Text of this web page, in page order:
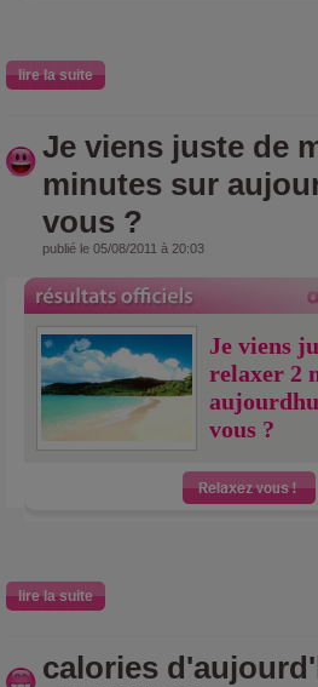
lire la suite
Je viens juste de
minutes sur
vous ?
publié le 05/08/2011 à 20:03
Je viens
relaxer 2
vous ?
lire la suite
calories